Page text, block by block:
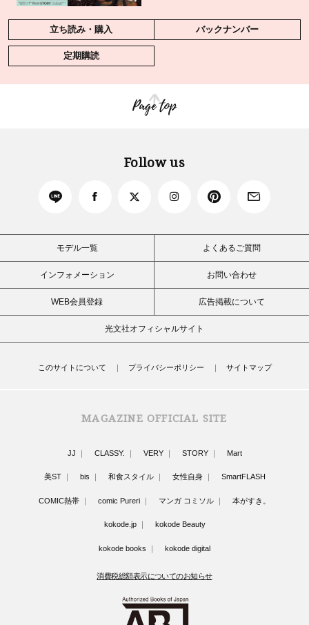
立ち読み・購入 バックナンバー
定期購読
Page top
Follow us
モデル一覧 よくあるご質問
インフォメーション お問い合わせ
WEB会員登録 広告掲載について
光文社オフィシャルサイト
このサイトについて プライバシーポリシー サイトマップ
MAGAZINE OFFICIAL SITE
JJ CLASSY. VERY STORY Mart
美ST bis 和食スタイル 女性自身 SmartFLASH
COMIC熱帯 comic Pureri マンガ コミソル 本がすき。
kokode.jp kokode Beauty
kokode books kokode digital
消費税総額表示についてのお知らせ